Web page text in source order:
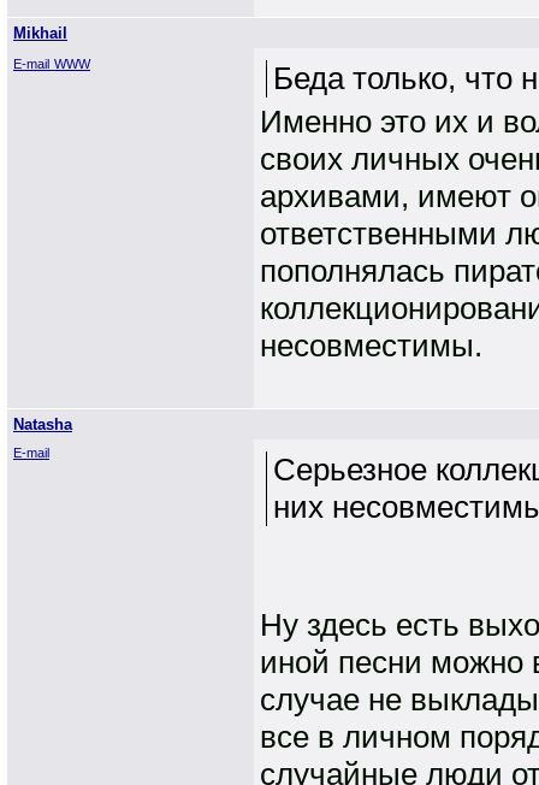
Mikhail
E-mail WWW
Беда только, что
Именно это их и
своих личных
архивами, имеют
ответственными
пополнялась
несовместимы.
Natasha
E-mail
Серьезное
них
Ну здесь есть
иной песни можно
случае не
все в личном
случайные люди